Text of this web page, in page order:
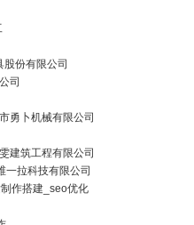
份有限公司
司
勇卜机械有限公司
建筑工程有限公司
一拉科技有限公司
作搭建_seo优化